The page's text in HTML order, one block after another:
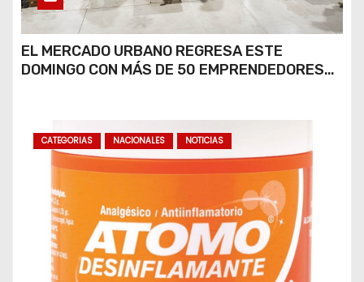
EL MERCADO URBANO REGRESA ESTE
DOMINGO CON MÁS DE 50 EMPRENDEDORES
CATEGORIAS NACIONALES NOTICIAS